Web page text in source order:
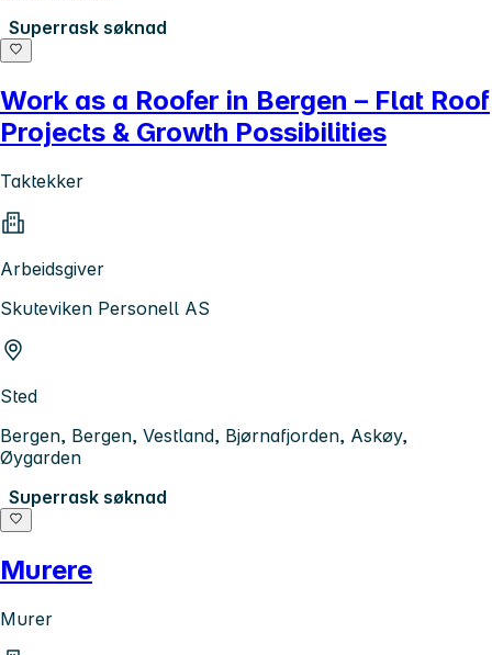
Superrask søknad
Work as a Roofer in Bergen – Flat Roof
Projects & Growth Possibilities
Taktekker
Arbeidsgiver
Skuteviken Personell AS
Sted
Bergen, Bergen, Vestland, Bjørnafjorden, Askøy,
Øygarden
Superrask søknad
Murere
Murer